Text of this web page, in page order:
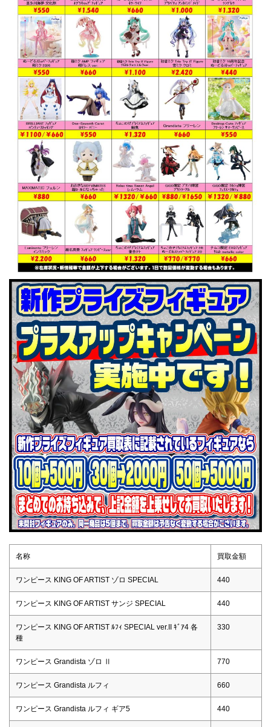
名称 買取金額
ワンピース KING OF ARTIST ゾロ SPECIAL 440
ワンピース KING OF ARTIST サンジ SPECIAL 440
ワンピース KING OF ARTIST ﾙﾌｨ SPECIAL ver.II ｷﾞｱ4 各
種
330
ワンピース Grandista ゾロ Ⅱ 770
ワンピース Grandista ルフィ 660
ワンピース Grandista ルフィ ギア5 440